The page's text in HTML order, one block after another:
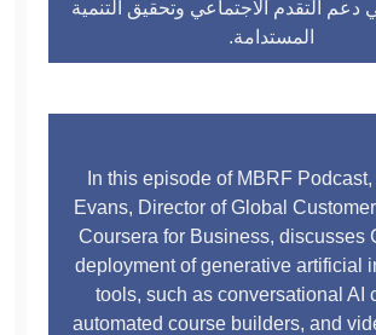
دعم التقدم الاجتماعي وتحقيق التنمية
المستدامة.
In this episode of MBRF
Evans, Director of Global
Coursera for Business, discusses
deployment of generative artificial
tools, such as conversational AI
automated course builders, and